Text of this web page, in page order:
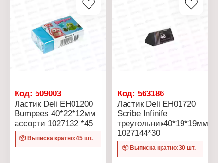
Упаковка: на блистере
Код: 509003
Ластик Deli EH01200
Bumpees 40*22*12мм
ассорти 1027132 *45
📦 Выписка кратно:45 шт.
Код:563186
Ластик Deli EH01720
Scribe Infinife
треугольник40*19*19мм
1027144*30
📦 Выписка кратно:30 шт.